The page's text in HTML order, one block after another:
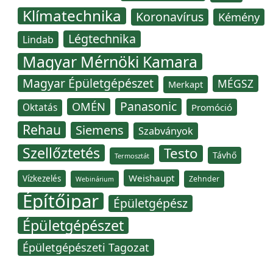
Klímatechnika Koronavírus Kémény
Lindab Légtechnika
Magyar Mérnöki Kamara
Magyar Épületgépészet Merkapt MÉGSZ
Oktatás OMÉN Panasonic Promóció
Rehau Siemens Szabványok
Szellőztetés Termosztát Testo Távhő
Vízkezelés Webinárium Weishaupt Zehnder
Építőipar Épületgépész
Épületgépészet
Épületgépészeti Tagozat